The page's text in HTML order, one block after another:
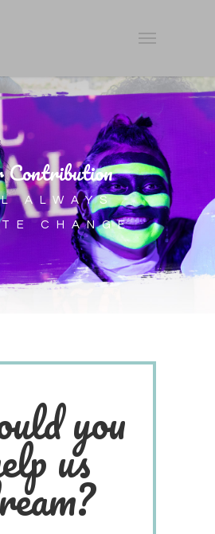
Contribution
ALWAYS
CHANGE
you
us